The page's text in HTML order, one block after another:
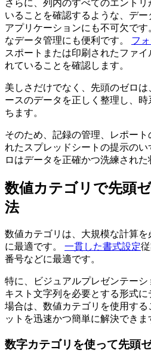
さらに、列内のすべてのエント
いることを確認するような、デ
アプリケーションにも不可欠で
なデータ管理にも便利です。 フ
スポートまたは印刷されたファ
れていることを確認します。
美しさだけでなく、先頭のゼロは
ースのデータを正しく整理し、
ちます。
そのため、記録の管理、レポー
れたスプレッドシートの提示の
ロはデータを正確かつ洗練された
数値カテゴリで先頭
法
数値カテゴリは、大規模な計算を
に最適です。 一貫した書式設定
番号などに最適です。
特に、ビジュアルプレゼンテー
キスト文字列を必要とする形式
場合は、数値カテゴリを使用す
ットを迅速かつ簡単に解決できま
数字カテゴリを使って先頭